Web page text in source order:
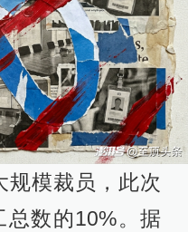
规模裁员，此次
数的10%。据